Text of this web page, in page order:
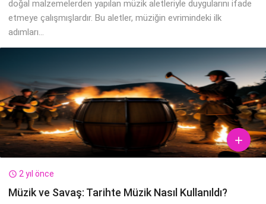
doğal malzemelerden yapılan müzik aletleriyle duygularını ifade
etmeye çalışmışlardır. Bu aletler, müziğin evrimindeki ilk
adımları...

 2 yıl önce
Müzik ve Savaş: Tarihte Müzik Nasıl Kullanıldı?